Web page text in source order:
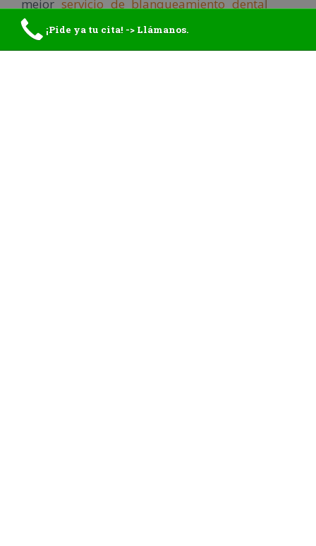
mejor servicio de blanqueamiento dental con
atención personalizada y profesional,
totalmente adaptada a tus necesidades.
¡Pide ya tu cita! -> Llámanos.